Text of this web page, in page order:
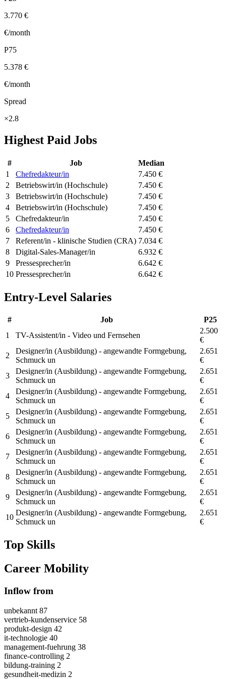
3.770 €
€/month
P75
5.378 €
€/month
Spread
×2.8
Highest Paid Jobs
# Job
Median
1
Chefredakteur/in
7.450 €
2
Betriebswirt/in (Hochschule)
7.450 €
3
Betriebswirt/in (Hochschule)
7.450 €
4
Betriebswirt/in (Hochschule)
7.450 €
5
Chefredakteur/in
7.450 €
6
Chefredakteur/in
7.450 €
7
Referent/in - klinische Studien (CRA) 7.034 €
8
Digital-Sales-Manager/in
6.932 €
9
Pressesprecher/in
6.642 €
10 Pressesprecher/in 6.642 €
Entry-Level Salaries
# Job
P25
1
TV-Assistent/in - Video und Fernsehen
2.500
€
2
Designer/in (Ausbildung) - angewandte Formgebung,
Schmuck un
2.651
€
3
Designer/in (Ausbildung) - angewandte Formgebung,
Schmuck un
2.651
€
4
Designer/in (Ausbildung) - angewandte Formgebung,
Schmuck un
2.651
€
5
Designer/in (Ausbildung) - angewandte Formgebung,
Schmuck un
2.651
€
6
Designer/in (Ausbildung) - angewandte Formgebung,
Schmuck un
2.651
€
7
Designer/in (Ausbildung) - angewandte Formgebung,
Schmuck un
2.651
€
8
Designer/in (Ausbildung) - angewandte Formgebung,
Schmuck un
2.651
€
9
Designer/in (Ausbildung) - angewandte Formgebung,
Schmuck un
2.651
€
10
Designer/in (Ausbildung) - angewandte Formgebung,
Schmuck un
2.651
€
Top Skills
Career Mobility
Inflow from
unbekannt 87
vertrieb-kundenservice 58
produkt-design 42
it-technologie 40
management-fuehrung 38
finance-controlling 2
bildung-training 2
gesundheit-medizin 2